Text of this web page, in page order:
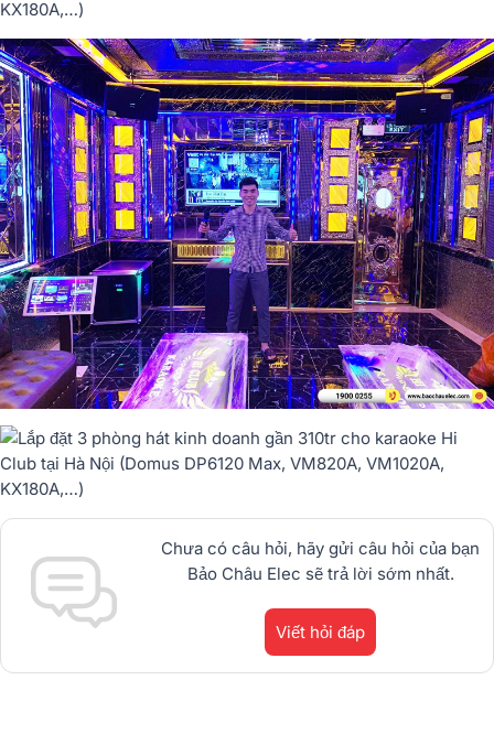
Chưa có câu hỏi, hãy gửi câu hỏi của bạn
Bảo Châu Elec sẽ trả lời sớm nhất.
Viết hỏi đáp